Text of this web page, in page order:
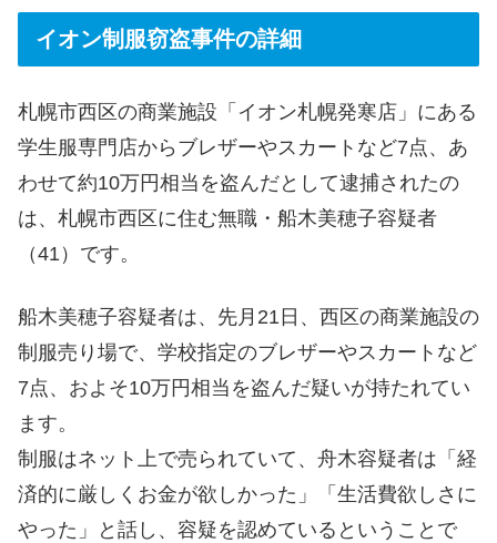
イオン制服窃盗事件の詳細
札幌市西区の商業施設「イオン札幌発寒店」にある
学生服専門店からブレザーやスカートなど7点、あ
わせて約10万円相当を盗んだとして逮捕されたの
は、札幌市西区に住む無職・船木美穂子容疑者
（41）です。
船木美穂子容疑者は、先月21日、西区の商業施設の
制服売り場で、学校指定のブレザーやスカートなど
7点、およそ10万円相当を盗んだ疑いが持たれてい
ます。
制服はネット上で売られていて、舟木容疑者は「経
済的に厳しくお金が欲しかった」「生活費欲しさに
やった」と話し、容疑を認めているということで